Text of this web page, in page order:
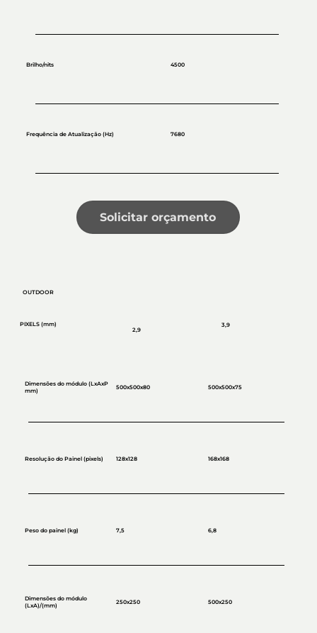
PIXELS (mm) 3,9
OUTDOOR
2,9
Dimensões do módulo (LxAxP
mm)
500x500x75
500x500x80
Resolução do Painel (pixels) 168x168
128x128
Peso do painel (kg) 6,8
7,5
Dimensões do módulo
(LxA)/(mm)
500x250
250x250
Brilho/nits 4500
Frequência de Atualização (Hz) 7680
Solicitar orçamento